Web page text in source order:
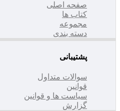
صفحه اصلی
کتاب ها
مجموعه
دسته بندی
پشتیبانی
سوالات متداول
قوانین
سیاست ها و قوانین
گزارش